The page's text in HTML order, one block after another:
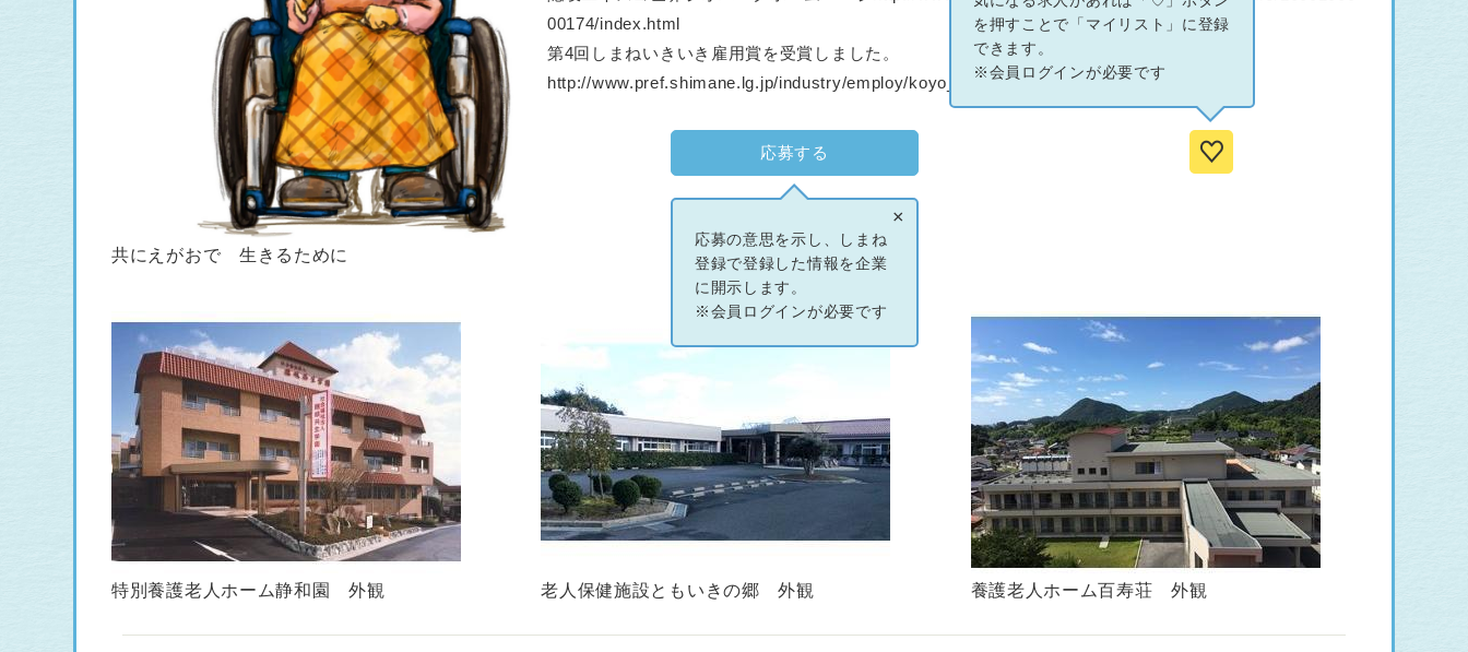
共にえがおで 生きるために
00174/index.html
第4回しまねいきいき雇用賞を受賞しました。
http://www.pref.shimane.lg.jp/industry/employ/koyo_syugyo/shien/ikiikikoyo.
応募する
×
応募の意思を示し、しまね
登録で登録した情報を企業
に開示します。
※会員ログインが必要です
を押すことで「マイリスト」に登録
できます。
※会員ログインが必要です
特別養護老人ホーム静和園 外観 老人保健施設ともいきの郷 外観 養護老人ホーム百寿荘 外観